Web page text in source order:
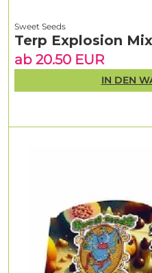
Sweet Seeds
Terp Explosion Mix
ab 20.50 EUR
IN DEN